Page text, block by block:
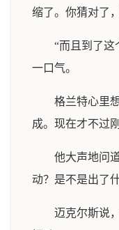
缩了。你猜对了
“而且到了这
一口气。
格兰特心里
成。现在才不过
他大声地问
动？是不是出了
迈克尔斯说